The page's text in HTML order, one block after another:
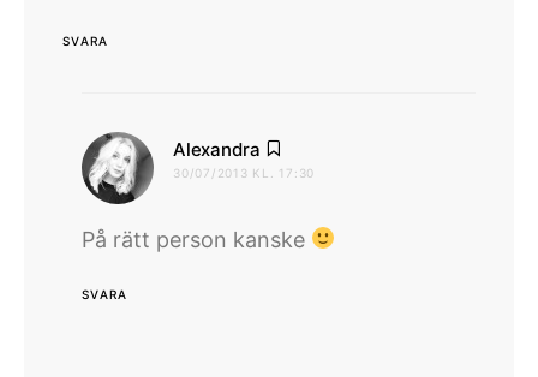
SVARA
Alexandra
30/07/2013 KL. 17:30
På rätt person kanske
SVARA